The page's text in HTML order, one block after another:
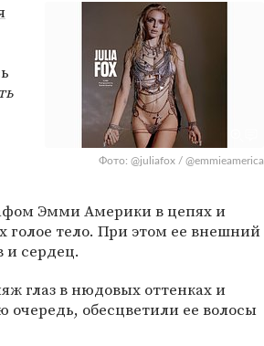
Фото: @juliafox / @emmieamerica
Эмми Америки в цепях и
тело. При этом ее внешний
и сердец.
глаз в нюдовых оттенках и
очередь, обесцветили ее волосы